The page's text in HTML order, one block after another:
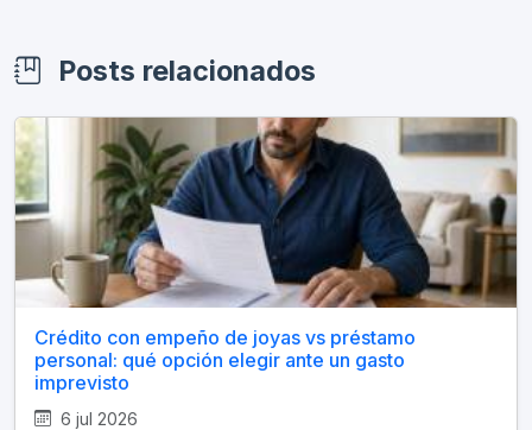
Posts relacionados
Crédito con empeño de joyas vs préstamo
personal: qué opción elegir ante un gasto
imprevisto
6 jul 2026